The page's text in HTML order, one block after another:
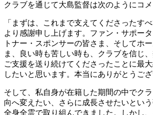
クラブを通じて大島監督は次のようにコメ
「まずは、これまで支えてくださったす
より感謝申し上げます。ファン・サポー
トナー・スポンサーの皆さま、そしてホ
ま、良い時も苦しい時も、クラブを信じ
ご支援を送り続けてくださったことに最
したいと思います。本当にありがとうござ
そして、私自身が在籍した期間の中でク
向へ変えたい、さらに成長させたいという
全身全霊で取り組んできました。しかし